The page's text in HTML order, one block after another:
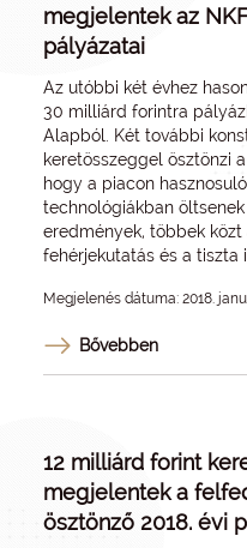
megjelentek az
pályázatai
Az utóbbi két évhez
30 milliárd forintra
Alapból. Két további
keretösszeggel ösztönzi
hogy a piacon
technológiákban
eredmények, többek
fehérjekutatás és a tiszta
Megjelenés dátuma: 2018.
Bővebben
12 milliárd forint
megjelentek a
ösztönző 2018. évi